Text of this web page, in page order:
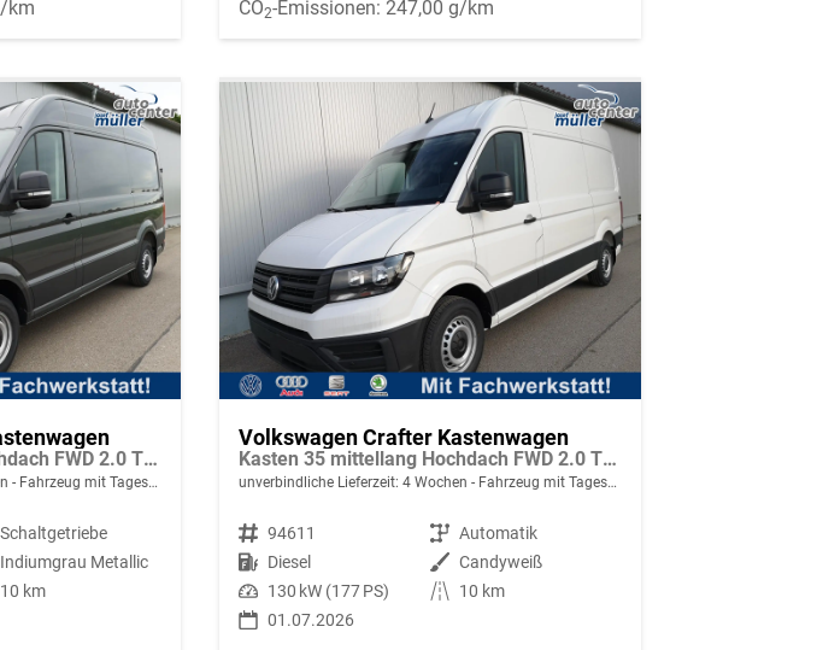
km
CO2-Emissionen: 247,00 g/km
Kasten 35 mittellang Hochdach FWD 2.0 TDI L3H3 LED AHK Kamera 270 Grad App PDC GRA
Fahrzeug mit Tageszulassung
Schaltgetriebe
Indiumgrau Metallic
10 km
Volkswagen Crafter Kastenwagen
Kasten 35 mittellang Hochdach FWD 2.0 TDI L3H3 DSG LED AHK Kamera 270 Grad App PDC GRA
unverbindliche Lieferzeit:4 Wochen Fahrzeug mit Tageszulassung
Fahrzeugnr. 94611 Getriebe Automatik
Kraftstoff Diesel Außenfarbe Candyweiß
Leistung 130 kW (177 PS) Kilometerstand
10 km
01.07.2026